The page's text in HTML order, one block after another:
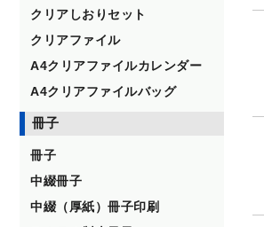
クリアしおりセット
クリアファイル
A4クリアファイルカレンダー
A4クリアファイルバッグ
冊子
冊子
中綴冊子
中綴（厚紙）冊子印刷